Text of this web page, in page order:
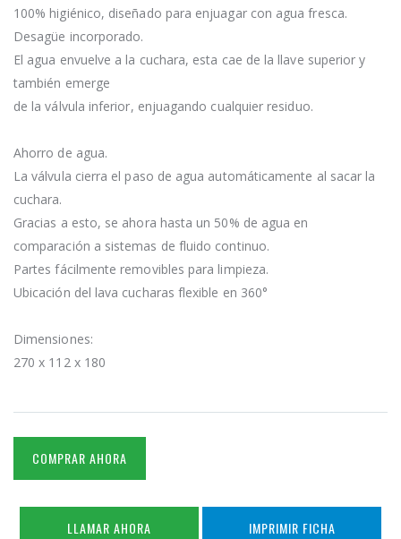
100% higiénico, diseñado para enjuagar con agua fresca.
Desagüe incorporado.
El agua envuelve a la cuchara, esta cae de la llave superior y
también emerge
de la válvula inferior, enjuagando cualquier residuo.
Ahorro de agua.
La válvula cierra el paso de agua automáticamente al sacar la
cuchara.
Gracias a esto, se ahora hasta un 50% de agua en
comparación a sistemas de fluido continuo.
Partes fácilmente removibles para limpieza.
Ubicación del lava cucharas flexible en 360°
Dimensiones:
270 x 112 x 180
COMPRAR AHORA
LLAMAR AHORA IMPRIMIR FICHA